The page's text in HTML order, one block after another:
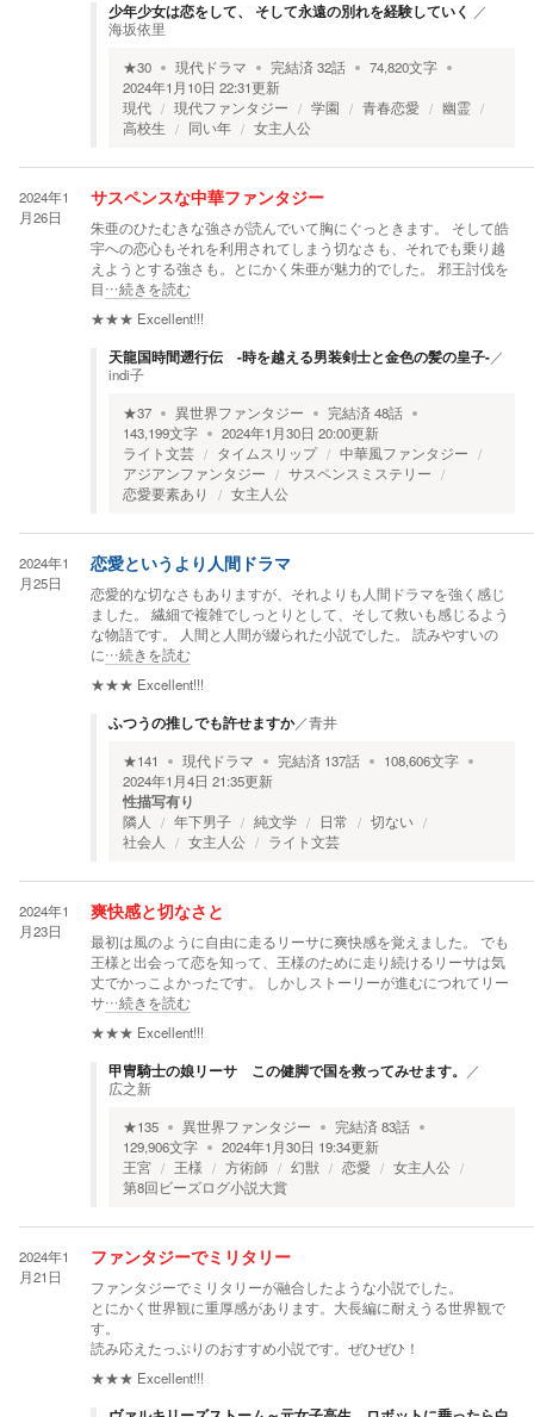
少年少女は恋をして、 そして永遠の別れを経験していく ／
海坂依里
★30 現代ドラマ 完結済32話 74,820文字
2024年1月10日 22:31更新
現代
現代ファンタジー 学園 青春恋愛
幽霊
高校生
同い年 女主人公
2024年1
月26日
サスペンスな中華ファンタジー
朱亜のひたむきな強さが読んでいて胸にぐっときます。 そして皓
宇への恋心もそれを利用されてしまう切なさも、それでも乗り越
えようとする強さも。とにかく朱亜が魅力的でした。 邪王討伐を
目…続きを読む
★★★ Excellent!!!
天龍国時間遡行伝 -時を越える男装剣士と金色の髪の皇子-／
indi子
★37 異世界ファンタジー 完結済48話
143,199文字 2024年1月30日 20:00更新
ライト文芸
タイムスリップ
中華風ファンタジー
アジアンファンタジー
サスペンスミステリー
恋愛要素あり
女主人公
2024年1
月25日
恋愛というより人間ドラマ
恋愛的な切なさもありますが、それよりも人間ドラマを強く感じ
ました。 繊細で複雑でしっとりとして、そして救いも感じるよう
な物語です。 人間と人間が綴られた小説でした。 読みやすいの
に…続きを読む
★★★ Excellent!!!
ふつうの推しでも許せますか／青井
★141 現代ドラマ 完結済 137話 108,606文字
2024年1月4日 21:35更新
性描写有り
隣人 年下男子 純文学 日常
切ない
社会人
女主人公 ライト文芸
2024年1
月23日
爽快感と切なさと
最初は風のように自由に走るリーサに爽快感を覚えました。 でも
王様と出会って恋を知って、王様のために走り続けるリーサは気
丈でかっこよかったです。 しかしストーリーが進むにつれてリー
サ…続きを読む
★★★ Excellent!!!
甲冑騎士の娘リーサ この健脚で国を救ってみせます。
／
広之新
★135 異世界ファンタジー 完結済83話
129,906文字 2024年1月30日 19:34更新
王宮
王様 方術師 幻獣 恋愛
女主人公
第8回ビーズログ小説大賞
2024年1
月21日
ファンタジーでミリタリー
ファンタジーでミリタリーが融合したような小説でした。
とにかく世界観に重厚感があります。大長編に耐えうる世界観で
す。
読み応えたっぷりのおすすめ小説です。ぜひぜひ！
★★★ Excellent!!!